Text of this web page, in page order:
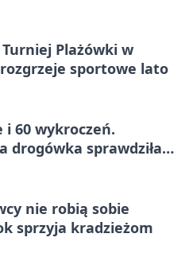
Plażówki w
sportowe lato
60 wykroczeń.
drogówka sprawdziła
nie robią sobie
sprzyja kradzieżom